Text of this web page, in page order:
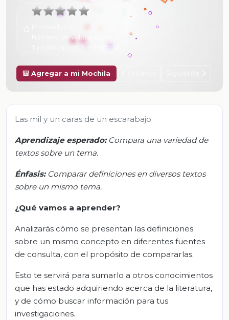
Número de valoraciones:
Tu calificación: Sin calificar
🎒 Agregar a mi Mochila
Las mil y un caras de un escarabajo
Aprendizaje esperado: Compara una variedad de
textos sobre un tema.
Énfasis: Comparar definiciones en diversos textos
sobre un mismo tema.
¿Qué vamos a aprender?
Analizarás cómo se presentan las definiciones
sobre un mismo concepto en diferentes fuentes
de consulta, con el propósito de compararlas.
Esto te servirá para sumarlo a otros conocimientos
que has estado adquiriendo acerca de la literatura,
y de cómo buscar información para tus
investigaciones.